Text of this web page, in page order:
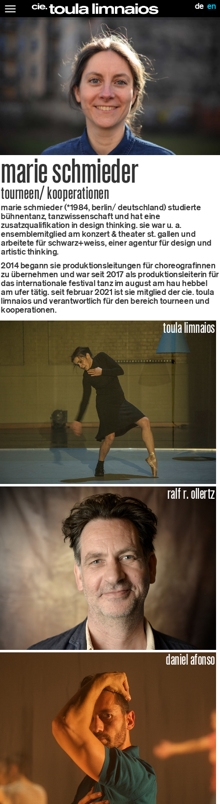
de en
Toggle
navigation
marie schmieder
tourneen/ kooperationen
marie schmieder (*1984, berlin/ deutschland) studierte
bühnentanz, tanzwissenschaft und hat eine
zusatzqualifikation in design thinking. sie war u. a.
ensemblemitglied am konzert & theater st. gallen und
arbeitete für schwarz+weiss, einer agentur für design und
artistic thinking.
2014 begann sie produktionsleitungen für choreografinnen
zu übernehmen und war seit 2017 als produktionsleiterin für
das internationale festival tanz im august am hau hebbel
am ufer tätig. seit februar 2021 ist sie mitglied der cie. toula
limnaios und verantwortlich für den bereich tourneen und
kooperationen.
toula limnaios
ralf r. ollertz
daniel afonso